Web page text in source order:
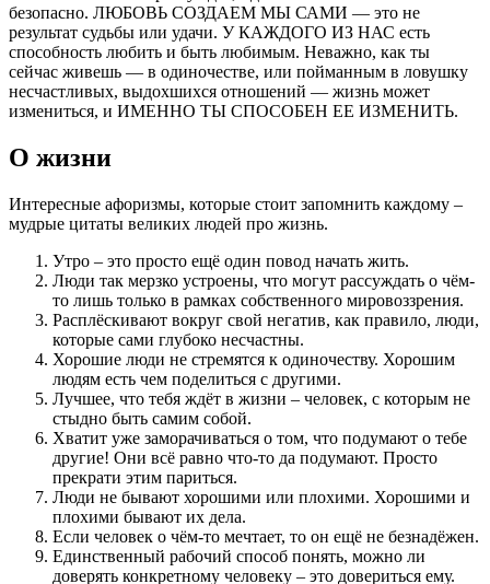
безопасно. ЛЮБОВЬ СОЗДАЕМ МЫ САМИ — это не
результат судьбы или удачи. У КАЖДОГО ИЗ НАС есть
способность любить и быть любимым. Неважно, как ты
сейчас живешь — в одиночестве, или пойманным в ловушку
несчастливых, выдохшихся отношений — жизнь может
измениться, и ИМЕННО ТЫ СПОСОБЕН ЕЕ ИЗМЕНИТЬ.
О жизни
Интересные афоризмы, которые стоит запомнить каждому –
мудрые цитаты великих людей про жизнь.
Утро – это просто ещё один повод начать жить.
Люди так мерзко устроены, что могут рассуждать о чём-
то лишь только в рамках собственного мировоззрения.
Расплёскивают вокруг свой негатив, как правило, люди,
которые сами глубоко несчастны.
Хорошие люди не стремятся к одиночеству. Хорошим
людям есть чем поделиться с другими.
Лучшее, что тебя ждёт в жизни – человек, с которым не
стыдно быть самим собой.
Хватит уже заморачиваться о том, что подумают о тебе
другие! Они всё равно что-то да подумают. Просто
прекрати этим париться.
Люди не бывают хорошими или плохими. Хорошими и
плохими бывают их дела.
Если человек о чём-то мечтает, то он ещё не безнадёжен.
Единственный рабочий способ понять, можно ли
доверять конкретному человеку – это довериться ему.